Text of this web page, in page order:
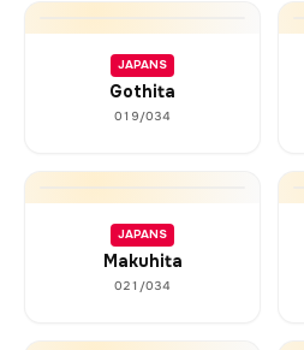
JAPANS
Gothita
019/034
JAPANS
Makuhita
021/034